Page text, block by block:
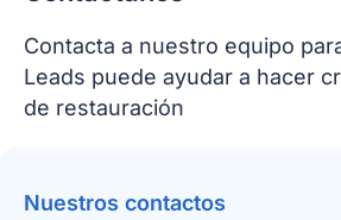
Contacta a nuestro equipo
Leads puede ayudar a hacer
de restauración
Nuestros contactos